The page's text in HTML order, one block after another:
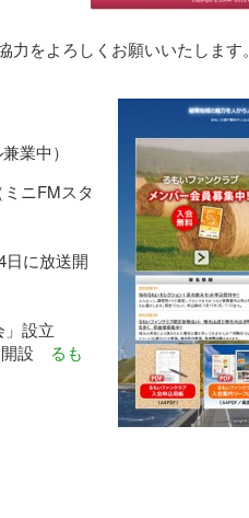
をよろしくお願いいたします。
業中）
ニFMスタ
に放送開
設立
開設 るも